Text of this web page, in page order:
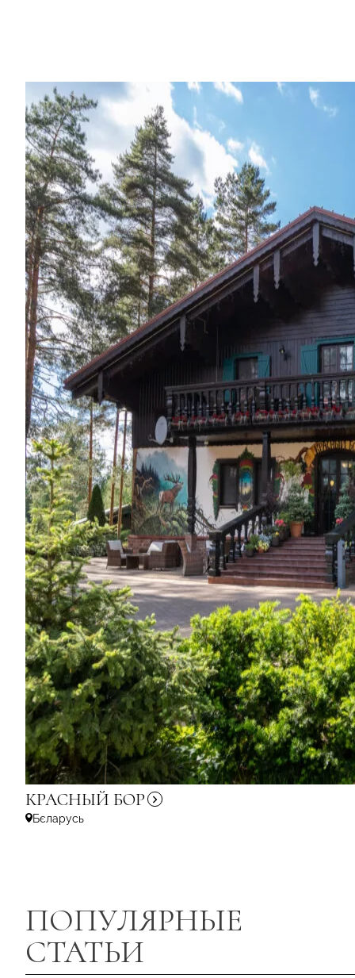
КРАСНЫЙ БОР
Бєларусь
ПОПУЛЯРНЫЕ
СТАТЬИ